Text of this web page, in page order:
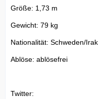
Größe: 1,73 m
Gewicht: 79 kg
Nationalität: Schweden/Irak
Ablöse: ablösefrei
Twitter: